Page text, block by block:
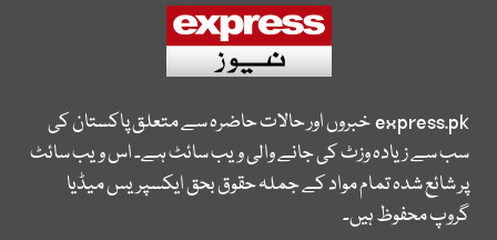
express.pkخبروں اور حالات حاضرہ سے متعلق پاکستان کی
سب سے زیادہ وزٹ کی جانے والی ویب سائٹ ہے۔ اس ویب سائٹ
پر شائع شدہ تمام مواد کے جملہ حقوق بحق ایکسپریس میڈیا
گروپ محفوظ ہیں۔